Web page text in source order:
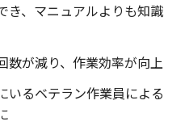
き、マニュアルよりも知識
数が減り、作業効率が向上
いるベテラン作業員による